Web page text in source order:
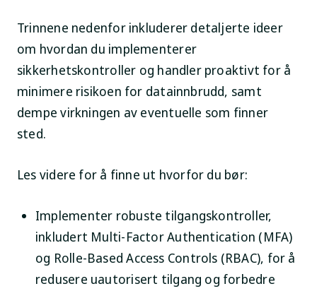
Trinnene nedenfor inkluderer detaljerte ideer
om hvordan du implementerer
sikkerhetskontroller og handler proaktivt for å
minimere risikoen for datainnbrudd, samt
dempe virkningen av eventuelle som finner
sted.
Les videre for å finne ut hvorfor du bør:
Implementer robuste tilgangskontroller,
inkludert Multi-Factor Authentication (MFA)
og Rolle-Based Access Controls (RBAC), for å
redusere uautorisert tilgang og forbedre